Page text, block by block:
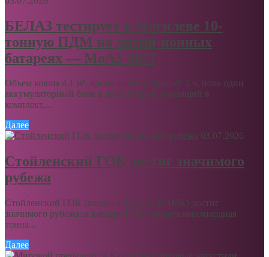
БЕЛАЗ тестирует в Могилеве 10-
тонную ПДМ на литий-ионных
батареях — МоАЗ-4057
Объем ковша 4,1 м³, время зарядки батарей 2 ч, пока один
аккумуляторный блок в деле, второй, входящий в
комплект,...
Далее
03.07.2026
Стойленский ГОК достиг значимого
рубежа
Стойленский ГОК (входит в Группу НЛМК) достиг
значимого рубежа: в карьере ГОКа добыта миллиардная
тонна...
Далее